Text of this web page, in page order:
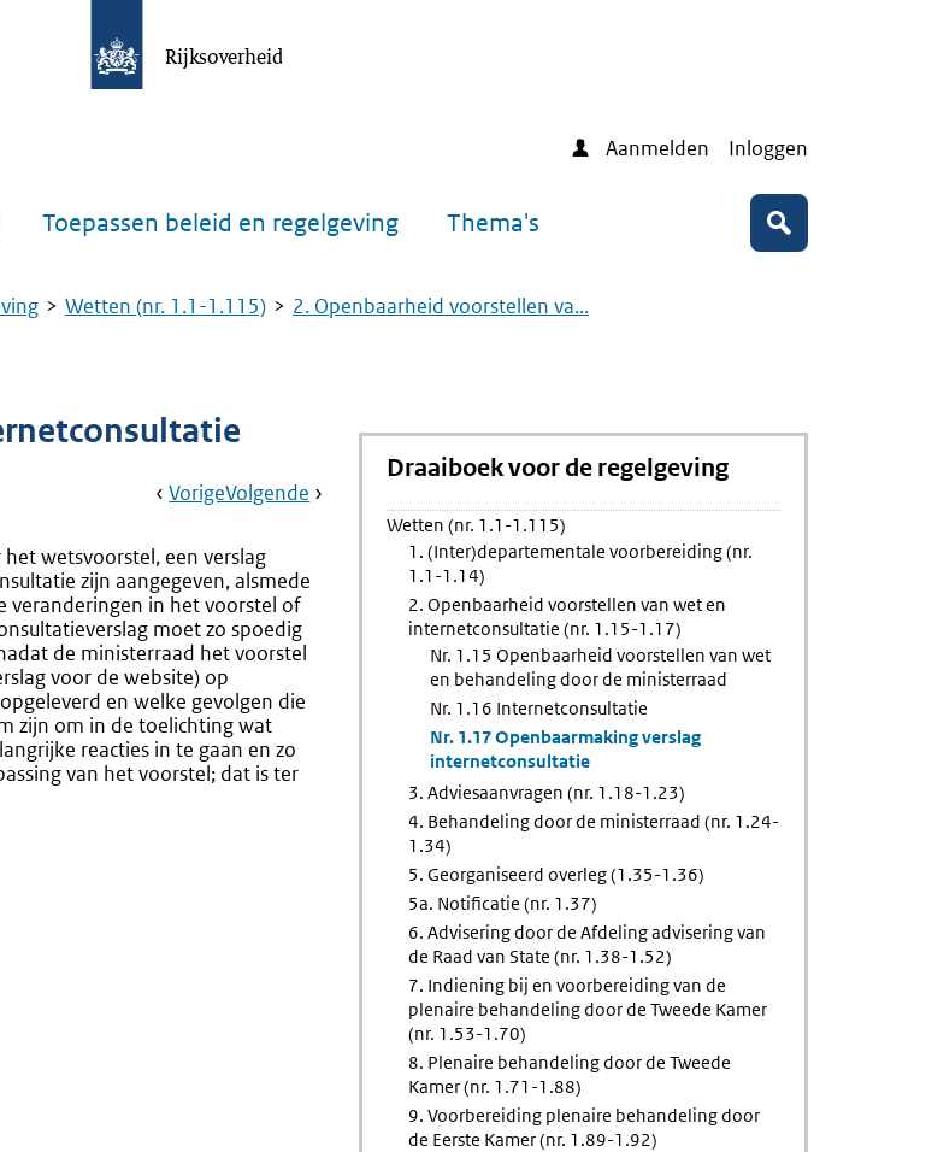
Rijksoverheid
Aanmelden Inloggen
Toepassen beleid en regelgeving Thema's Zoeken
Wetten (nr. 1.1-1.115)
2. Openbaarheid voorstellen va...
Book
Ga
VorigePagina:
Internetconsultatie
Ga
Volgende Pagina:
Adviesaanvragen
wetsvoorstel, een verslag
zijn aangegeven, alsmede
veranderingen in het voorstel of
moet zo spoedig
de ministerraad het voorstel
voor de website) op
en welke gevolgen die
zijn om in de toelichting wat
reacties in te gaan en zo
van het voorstel; dat is ter
Draaiboek voor de regelgeving
Wetten (nr. 1.1-1.115)
1. (Inter)departementale voorbereiding (nr.
1.1-1.14)
2. Openbaarheid voorstellen van wet en
internetconsultatie (nr. 1.15-1.17)
Nr. 1.15 Openbaarheid voorstellen van wet
en behandeling door de ministerraad
Nr. 1.16 Internetconsultatie
Nr. 1.17 Openbaarmaking verslag
internetconsultatie
3. Adviesaanvragen (nr. 1.18-1.23)
4. Behandeling door de ministerraad (nr. 1.24-
1.34)
5. Georganiseerd overleg (1.35-1.36)
5a. Notificatie (nr. 1.37)
6. Advisering door de Afdeling advisering van
de Raad van State (nr. 1.38-1.52)
7. Indiening bij en voorbereiding van de
plenaire behandeling door de Tweede Kamer
(nr. 1.53-1.70)
8. Plenaire behandeling door de Tweede
Kamer (nr. 1.71-1.88)
9. Voorbereiding plenaire behandeling door
de Eerste Kamer (nr. 1.89-1.92)